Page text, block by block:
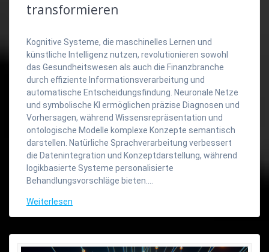
transformieren
Kognitive Systeme, die maschinelles Lernen und
künstliche Intelligenz nutzen, revolutionieren sowohl
das Gesundheitswesen als auch die Finanzbranche
durch effiziente Informationsverarbeitung und
automatische Entscheidungsfindung. Neuronale Netze
und symbolische KI ermöglichen präzise Diagnosen und
Vorhersagen, während Wissensrepräsentation und
ontologische Modelle komplexe Konzepte semantisch
darstellen. Natürliche Sprachverarbeitung verbessert
die Datenintegration und Konzeptdarstellung, während
logikbasierte Systeme personalisierte
Behandlungsvorschläge bieten.…
Weiterlesen